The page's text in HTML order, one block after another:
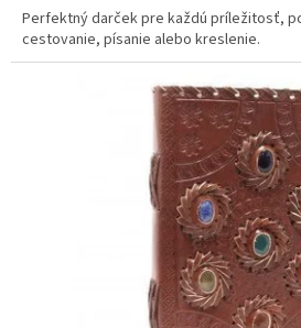
Perfektný darček pre každú príležitosť,
cestovanie, písanie alebo kreslenie.